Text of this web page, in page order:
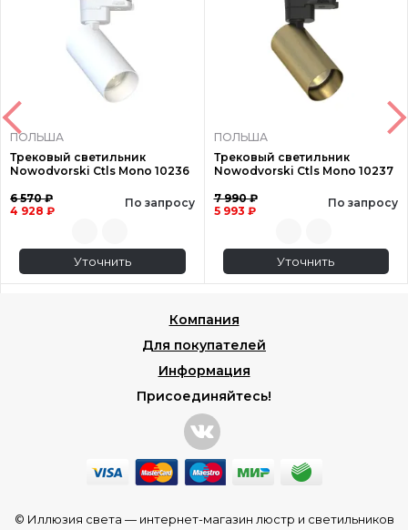
ПОЛЬША
Трековый светильник
Nowodvorski Ctls Mono 10236
6 570 ₽
4 928 ₽
По запросу
Уточнить
ПОЛЬША
Трековый светильник
Nowodvorski Ctls Mono 10237
7 990 ₽
5 993 ₽
По запросу
Уточнить
Компания
Для покупателей
Информация
Присоединяйтесь!
© Иллюзия света — интернет-магазин люстр и светильников